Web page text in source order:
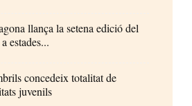
llança la setena edició del
estades...
concedeix totalitat de
juvenils